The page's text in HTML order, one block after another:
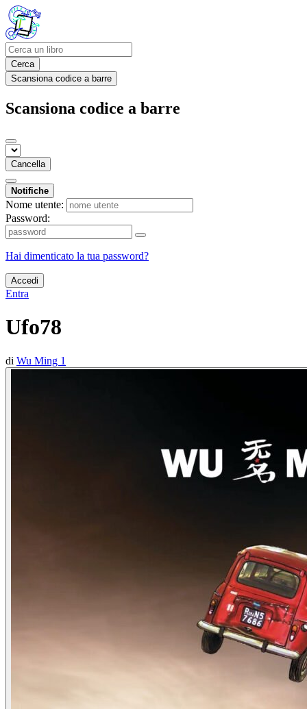
Cerca
Scansiona codice a barre
Scansiona codice a barre
Cancella
Notifiche
Nome utente:
Password:
Hai dimenticato la tua password?
Accedi
Entra
Ufo78
di Wu Ming 1